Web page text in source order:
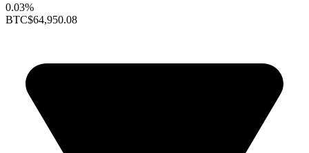
0.03%
BTC$64,950.08